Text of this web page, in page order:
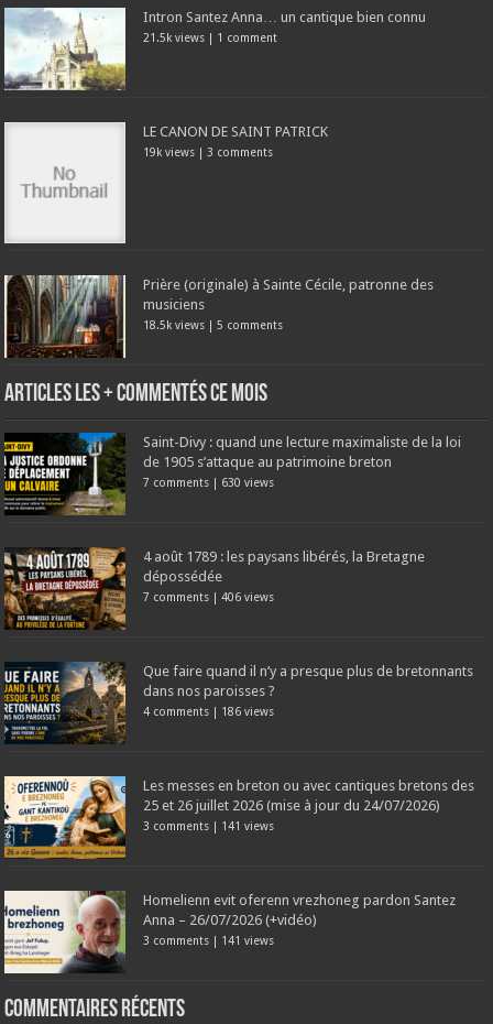
Intron Santez Anna… un cantique bien connu
21.5k views | 1 comment
LE CANON DE SAINT PATRICK
19k views | 3 comments
Prière (originale) à Sainte Cécile, patronne des
musiciens
18.5k views |5 comments
Articles les + commentés ce mois
Saint-Divy : quand une lecture maximaliste de la loi
de 1905 s’attaque au patrimoine breton
7 comments | 630 views
4 août 1789 : les paysans libérés, la Bretagne
dépossédée
7 comments |406 views
Que faire quand il n’y a presque plus de bretonnants
dans nos paroisses ?
4 comments | 186 views
Les messes en breton ou avec cantiques bretons des
25 et 26 juillet 2026 (mise à jour du 24/07/2026)
3 comments | 141 views
Homelienn evit oferenn vrezhoneg pardon Santez
Anna – 26/07/2026 (+vidéo)
3 comments | 141 views
Commentaires récents